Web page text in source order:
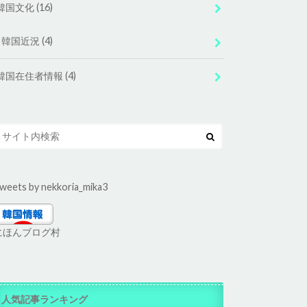
国文化(16)
韓国近況 (4)
国在住者情報(4)
by nekkoria_mika3
ほんブログ村
人気記事ランキング